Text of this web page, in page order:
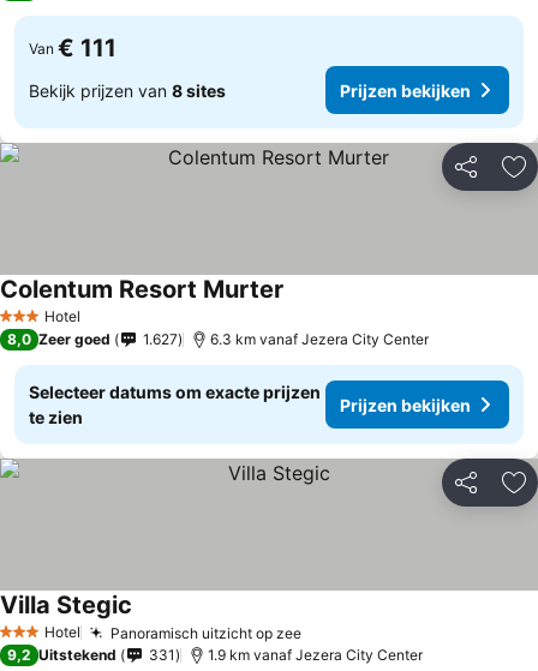
Van € 111
Bekijk prijzen van 8 sites Prijzen bekijken
Delen
3 SterrenHotel
Colentum Resort Murter
8,0 Zeer goed 1.627 6.3 km vanaf Jezera City Center
Selecteer datums om exacte prijzen
te zien
Prijzen bekijken
Delen
3 SterrenHotel Panoramisch uitzicht op zee
Villa Stegic
9,2 Uitstekend 331 1.9 km vanaf Jezera City Center